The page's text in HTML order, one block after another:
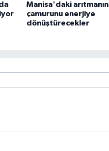
Manisa'daki arıtmanın
çamurunu enerjiye
dönüştürecekler